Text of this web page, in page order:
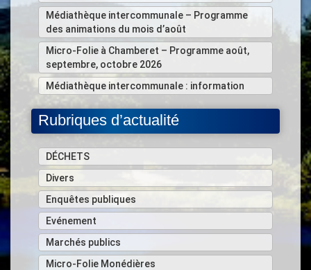
Médiathèque intercommunale – Programme
des animations du mois d’août
Micro-Folie à Chamberet – Programme août,
septembre, octobre 2026
Médiathèque intercommunale : information
Rubriques d’actualité
DÉCHETS
Divers
Enquêtes publiques
Evénement
Marchés publics
Micro-Folie Monédières